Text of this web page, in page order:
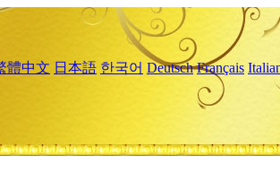
體中文 日本語 한국어 Deutsch Français